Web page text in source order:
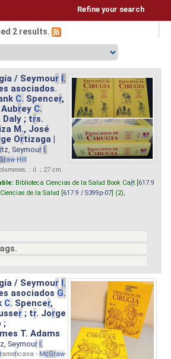
Refine your search
2 results.
/ Seymour I.
asociados.
C. Spencer,
rey C.
Daly ; trs.
M., José
ge Ortizaga |
rtz, Seymour I.
raw-Hill
: il. ; 27 cm.
Biblioteca Ciencias de la Salud Book Cart [ 617.9
de la Salud [ 617.9 / S399p-07 ] (2),
/ Seymour I.
asociados G.
C. Spencer,
r ; tr. Jorge
;
T. Adams
Seymour I.
ramericana - McGraw-